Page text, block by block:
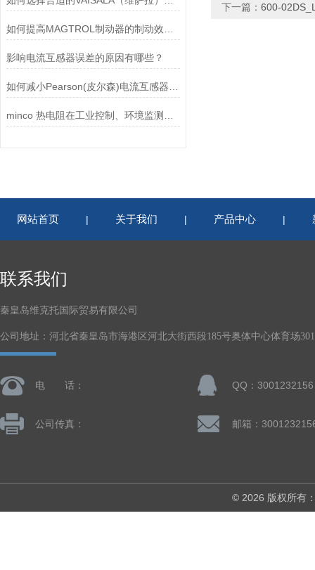
影响电流互感器误差的原因有哪些？
下一篇： 600-
网站首页 | 关于我们 | 产品中心 |
联系我们
秦皇岛维克托国际贸易有限公司
公司地址：河北省秦皇岛市海港区河北大街西段185号奥体中心体育场
电 话： QQ：3001232156
公司传真： 邮箱：
© 2026 版权所有